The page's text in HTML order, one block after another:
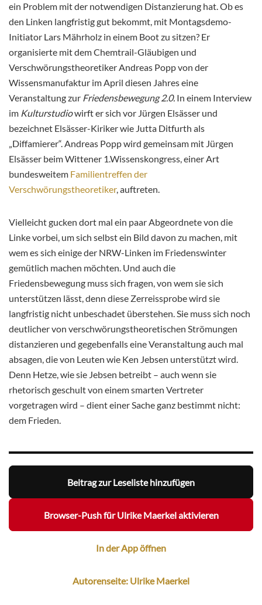
ein Problem mit der notwendigen Distanzierung hat. Ob es
den Linken langfristig gut bekommt, mit Montagsdemo-
Initiator Lars Mährholz in einem Boot zu sitzen? Er
organisierte mit dem Chemtrail-Gläubigen und
Verschwörungstheoretiker Andreas Popp von der
Wissensmanufaktur im April diesen Jahres eine
Veranstaltung zur Friedensbewegung 2.0. In einem Interview
im Kulturstudiowirft er sich vor Jürgen Elsässer und
bezeichnet Elsässer-Kiriker wie Jutta Ditfurth als
„Diffamierer“. Andreas Popp wird gemeinsam mit Jürgen
Elsässer beim Wittener 1.Wissenskongress, einer Art
bundesweitem Familientreffen der
Verschwörungstheoretiker, auftreten.
Vielleicht gucken dort mal ein paar Abgeordnete von die
Linke vorbei, um sich selbst ein Bild davon zu machen, mit
wem es sich einige der NRW-Linken im Friedenswinter
gemütlich machen möchten. Und auch die
Friedensbewegung muss sich fragen, von wem sie sich
unterstützen lässt, denn diese Zerreissprobe wird sie
langfristig nicht unbeschadet überstehen. Sie muss sich noch
deutlicher von verschwörungstheoretischen Strömungen
distanzieren und gegebenfalls eine Veranstaltung auch mal
absagen, die von Leuten wie Ken Jebsen unterstützt wird.
Denn Hetze, wie sie Jebsen betreibt – auch wenn sie
rhetorisch geschult von einem smarten Vertreter
vorgetragen wird – dient einer Sache ganz bestimmt nicht:
dem Frieden.
Beitrag zur Leseliste hinzufügen
Browser-Push für Ulrike Maerkel aktivieren
In der App öffnen
Autorenseite: Ulrike Maerkel